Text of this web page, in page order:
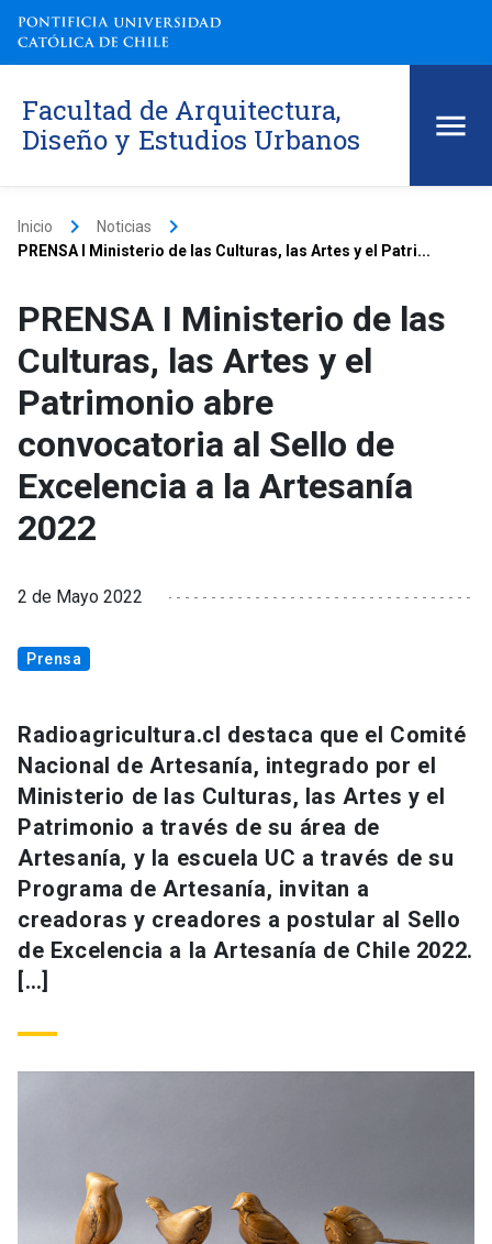
Facultad de Arquitectura,
Diseño y Estudios Urbanos
Inicio keyboard_arrow_right Noticias keyboard_arrow_right
PRENSA I Ministerio de las Culturas, las Artes y el Patri...
PRENSA I Ministerio de las
Culturas, las Artes y el
Patrimonio abre
convocatoria al Sello de
Excelencia a la Artesanía
2022
2 de Mayo 2022
Prensa
Radioagricultura.cl destaca que el Comité
Nacional de Artesanía, integrado por el
Ministerio de las Culturas, las Artes y el
Patrimonio a través de su área de
Artesanía, y la escuela UC a través de su
Programa de Artesanía, invitan a
creadoras y creadores a postular al Sello
de Excelencia a la Artesanía de Chile 2022.
[…]